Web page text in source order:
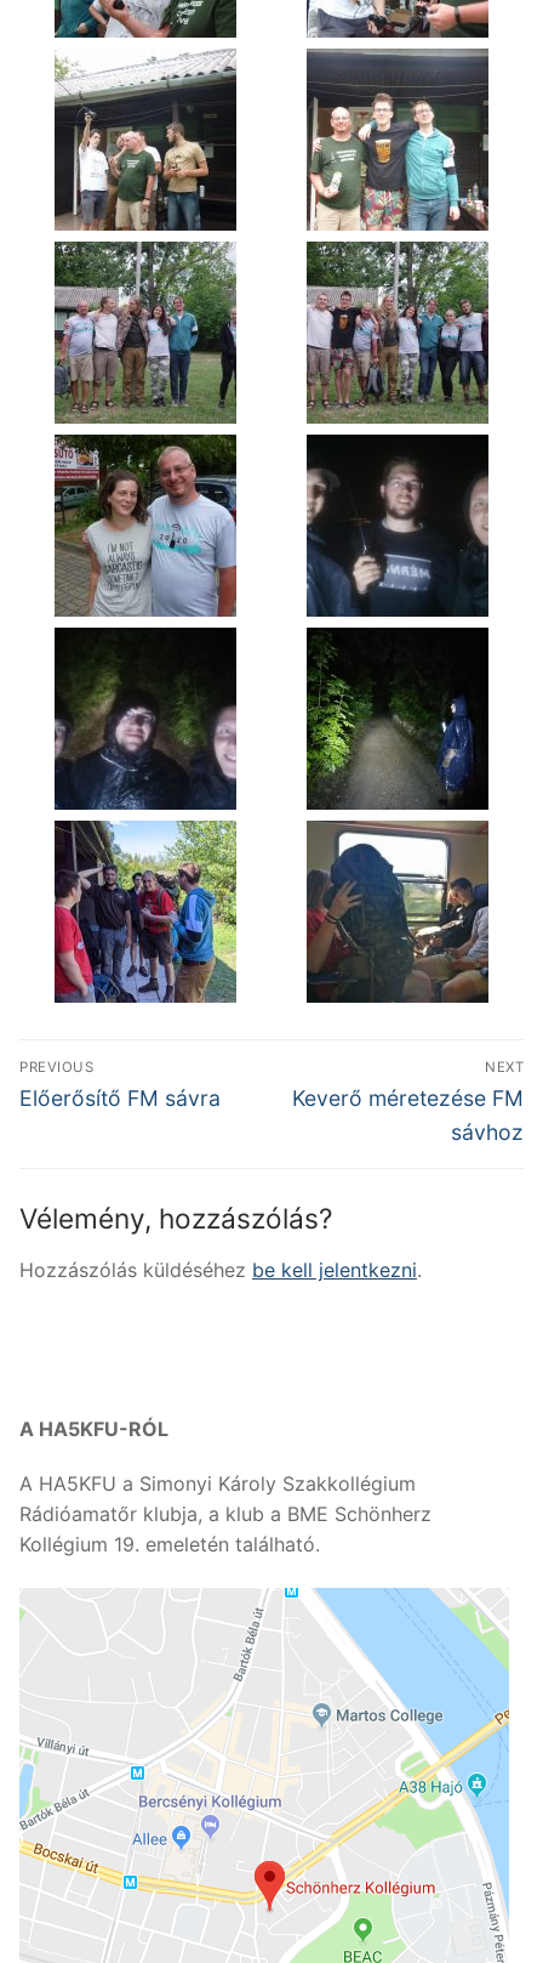
Bejegyzés
navigáció
PREVIOUS
Previous
Előerősítő FM sávra
NEXT
Next
Keverő méretezése FM
sávhoz
Vélemény, hozzászólás?
Hozzászólás küldéséhez be kell jelentkezni.
A HA5KFU-RÓL
A HA5KFU a Simonyi Károly Szakkollégium
Rádióamatőr klubja, a klub a BME Schönherz
Kollégium 19. emeletén található.